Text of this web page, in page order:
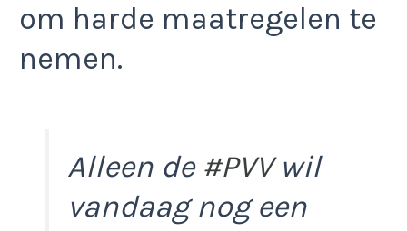
om harde maatregelen te
nemen.
Alleen de #PVVwil
vandaag nog een